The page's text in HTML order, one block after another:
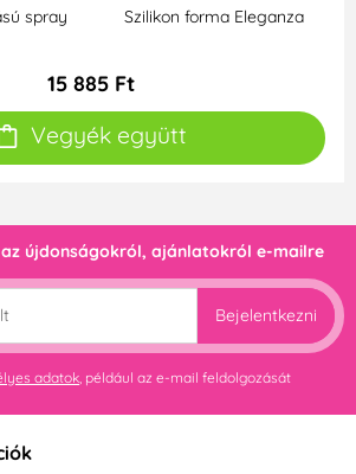
spray
Szilikon forma Eleganza
15 885 Ft
Vegyék együtt
újdonságokról, ajánlatokról e-mailre
Bejelentkezni
adatok , például az e-mail feldolgozását